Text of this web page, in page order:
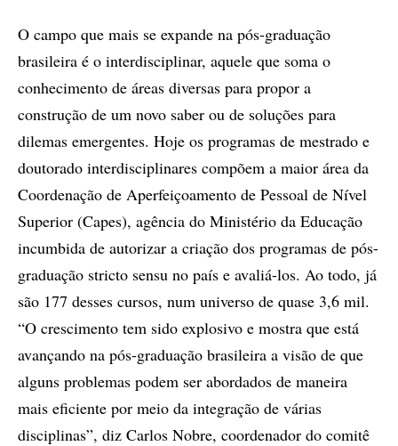
O campo que mais se expande na pós-graduação
brasileira é o interdisciplinar, aquele que soma o
conhecimento de áreas diversas para propor a
construção de um novo saber ou de soluções para
dilemas emergentes. Hoje os programas de mestrado e
doutorado interdisciplinares compõem a maior área da
Coordenação de Aperfeiçoamento de Pessoal de Nível
Superior (Capes), agência do Ministério da Educação
incumbida de autorizar a criação dos programas de pós-
graduação stricto sensu no país e avaliá-los. Ao todo, já
são 177 desses cursos, num universo de quase 3,6 mil.
“O crescimento tem sido explosivo e mostra que está
avançando na pós-graduação brasileira a visão de que
alguns problemas podem ser abordados de maneira
mais eficiente por meio da integração de várias
disciplinas”, diz Carlos Nobre, coordenador do comitê